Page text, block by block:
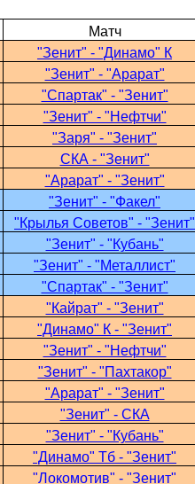
Матч
"Зенит" - "Динамо" К
"Зенит" - "Арарат"
"Спартак" - "Зенит"
"Зенит" - "Нефтчи"
"Заря" - "Зенит"
СКА - "Зенит"
"Арарат" - "Зенит"
"Зенит" - "Факел"
"Крылья Советов" - "Зенит"
"Зенит" - "Кубань"
"Зенит" - "Металлист"
"Спартак" - "Зенит"
"Кайрат" - "Зенит"
"Динамо" К - "Зенит"
"Зенит" - "Нефтчи"
"Зенит" - "Пахтакор"
"Арарат" - "Зенит"
"Зенит" - СКА
"Зенит" - "Кубань"
"Динамо" Тб - "Зенит"
"Локомотив" - "Зенит"